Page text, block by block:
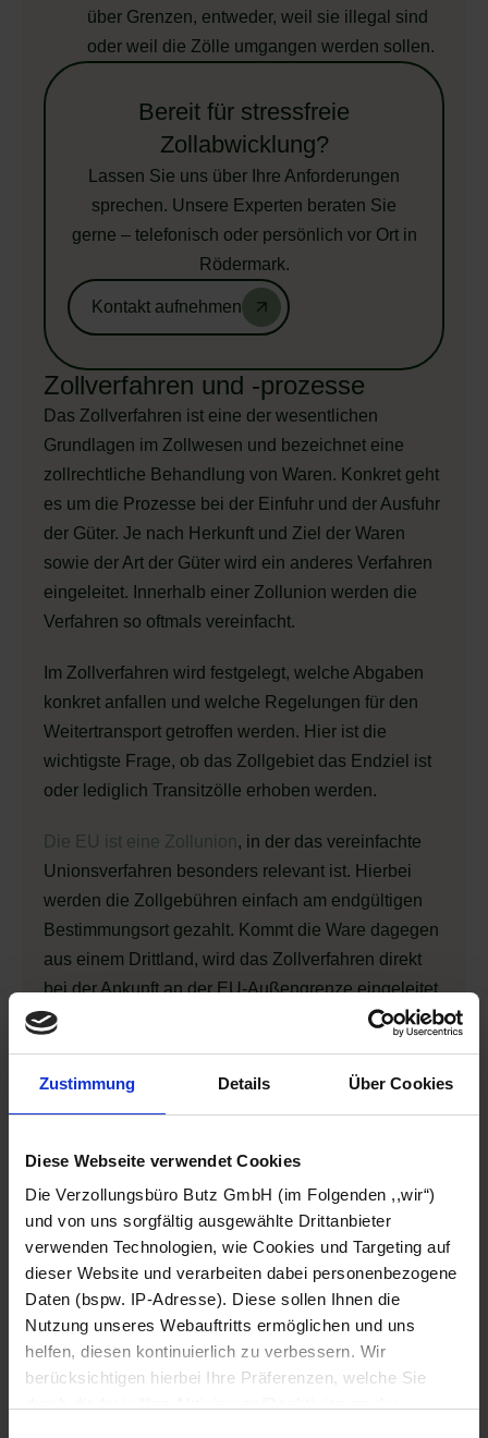
Zustimmung Details Über Cookies
Diese Webseite verwendet Cookies
Die Verzollungsbüro Butz GmbH (im Folgenden ,,wir“)
und von uns sorgfältig ausgewählte Drittanbieter
verwenden Technologien, wie Cookies und Targeting auf
dieser Website und verarbeiten dabei personenbezogene
Daten (bspw. IP-Adresse). Diese sollen Ihnen die
Nutzung unseres Webauftritts ermöglichen und uns
helfen, diesen kontinuierlich zu verbessern. Wir
berücksichtigen hierbei Ihre Präferenzen, welche Sie
über Grenzen, entweder, weil sie illegal sind
oder weil die Zölle umgangen werden sollen.
Bereit für stressfreie
Zollabwicklung?
Lassen Sie uns über Ihre Anforderungen
sprechen. Unsere Experten beraten Sie
gerne – telefonisch oder persönlich vor Ort in
Rödermark.
Kontakt aufnehmen
Zollverfahren und -prozesse
Das Zollverfahren ist eine der wesentlichen
Grundlagen im Zollwesen und bezeichnet eine
zollrechtliche Behandlung von Waren. Konkret geht
es um die Prozesse bei der Einfuhr und der Ausfuhr
der Güter. Je nach Herkunft und Ziel der Waren
sowie der Art der Güter wird ein anderes Verfahren
eingeleitet. Innerhalb einer Zollunion werden die
Verfahren so oftmals vereinfacht.
Im Zollverfahren wird festgelegt, welche Abgaben
konkret anfallen und welche Regelungen für den
Weitertransport getroffen werden. Hier ist die
wichtigste Frage, ob das Zollgebiet das Endziel ist
oder lediglich Transitzölle erhoben werden.
Die EU ist eine Zollunion, in der das vereinfachte
Unionsverfahren besonders relevant ist. Hierbei
werden die Zollgebühren einfach am endgültigen
Bestimmungsort gezahlt. Kommt die Ware dagegen
aus einem Drittland, wird das Zollverfahren direkt
bei der Ankunft an der EU-Außengrenze eingeleitet.
Verlangt wird zunächst eine freiwillige Angabe aller
Papier beigelegt sein, auf dem die Inhalte detailliert
die Waren ausgepackt und geprüft. Teilweise
kommen technische Geräte wie Röntgen-Scanner
zum Einsatz.
Nach der umfassenden Prüfung wird nach
Volumen, Gewicht, Stückzahl oder Preis eine
Zollgebühr nach dem vorgegebenen Tarif
festgelegt. Vergisst die einführende oder
ausführende Person die Zollanmeldung, drohen
neben der Nachzahlung von Zöllen empfindliche